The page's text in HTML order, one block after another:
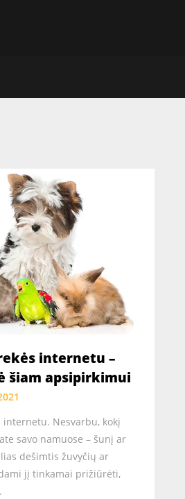
internetu –
šiam apsipirkimui
internetu. Nesvarbu, kokį
savo namuose – šunį ar
dešimtis žuvyčių ar
jį tinkamai prižiūrėti,